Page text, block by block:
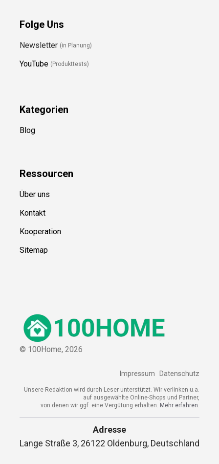
Folge Uns
Newsletter (in Planung)
YouTube (Produkttests)
Kategorien
Blog
Ressourcen
Über uns
Kontakt
Kooperation
Sitemap
© 100Home, 2026
Impressum Datenschutz
Unsere Redaktion wird durch Leser unterstützt. Wir verlinken u.a.
auf ausgewählte Online-Shops und Partner,
von denen wir ggf. eine Vergütung erhalten. Mehr erfahren.
Adresse
Lange Straße 3, 26122 Oldenburg, Deutschland